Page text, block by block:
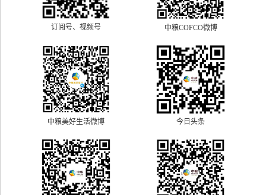
订阅号、视频号 中粮COFCO微博
中粮美好生活微博 今日头条